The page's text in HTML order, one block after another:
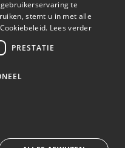
te
stemt u in met alle
Lees verder
PRESTATIE